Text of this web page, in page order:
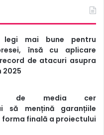
legi mai bune pentru
însă cu aplicare
de atacuri asupra
2025
de media cer
să mențină garanțiile
forma finală a proiectului